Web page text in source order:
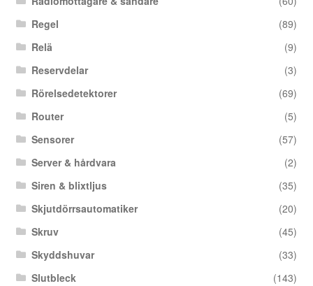
Regel
(89)
Relä
(9)
Reservdelar
(3)
Rörelsedetektorer
(69)
Router
(5)
Sensorer
(57)
Server & hårdvara
(2)
Siren & blixtljus
(35)
Skjutdörrsautomatiker
(20)
Skruv
(45)
Skyddshuvar
(33)
Slutbleck
(143)